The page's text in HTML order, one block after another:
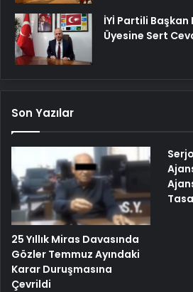
İYİ Partili Başkan
Üyesine Sert
Son Yazılar
25 Yıllık Miras Davasında
Gözler Temmuz Ayındaki
Karar Duruşmasına
Çevrildi